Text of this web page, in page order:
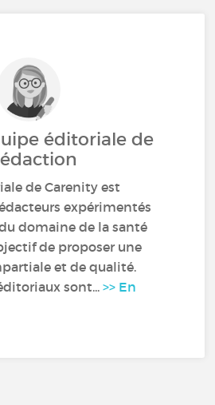
éditoriale de
de Carenity est
expérimentés
domaine de la santé
de proposer une
et de qualité.
sont...>> En